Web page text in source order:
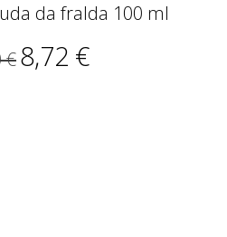
da fralda 100 ml
€8,72 €